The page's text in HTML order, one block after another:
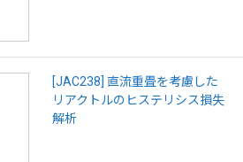
[JAC238] 直流重畳を考慮した
リアクトルのヒステリシス損失
解析